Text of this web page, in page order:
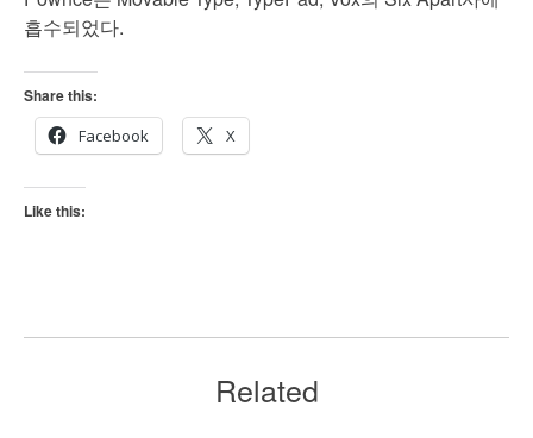
흡수되었다.
Share this:
Facebook
X
Like this:
Related